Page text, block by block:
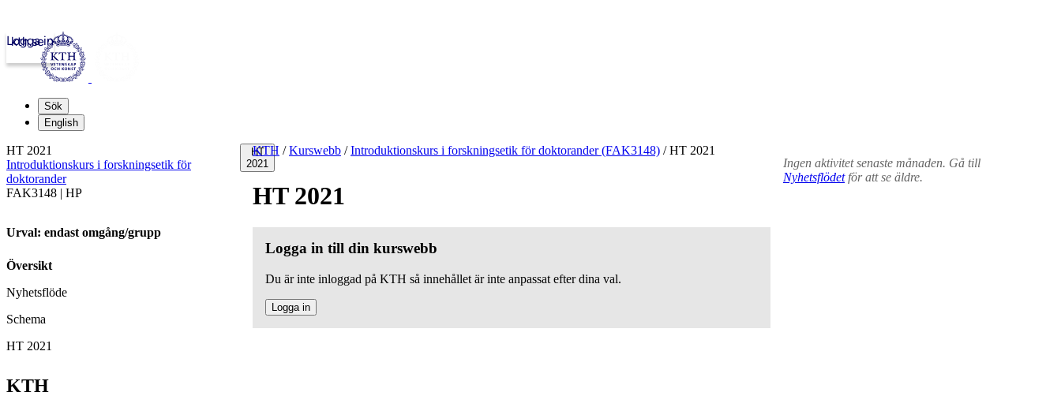
kth.se
Logga in
Sök
English
HT
2021
KTH / Kurswebb / Introduktionskurs i forskningsetik för doktorander (FAK3148) /HT 2021
HT 2021
Logga in till din kurswebb
Du är inte inloggad på KTH så innehållet är inte anpassat efter dina val.
Logga in
Ingen aktivitet senaste månaden. Gå till
Nyhetsflödetför att se äldre.
HT 2021
Introduktionskurs i forskningsetik för
doktorander
FAK3148 | HP
Urval: endast omgång/grupp
Översikt
Nyhetsflöde
Schema
HT 2021
KTH